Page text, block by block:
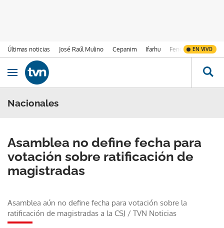
Últimas noticias José Raúl Mulino Cepanim Ifarhu Fenómeno de El
EN VIVO
Ir al contenido
Obrir navegació
Nacionales
Asamblea no define fecha para
votación sobre ratificación de
magistradas
Asamblea aún no define fecha para votación sobre la
ratificación de magistradas a la CSJ / TVN Noticias